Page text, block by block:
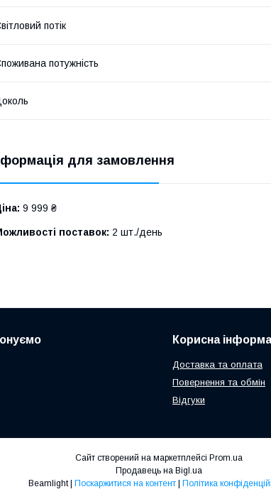
потік
потужність
для замовлення
9 999 ₴
поставок: 2 шт./день
Корисна
Доставка та оплата
Повернення та обмін
Відгуки
Сайт створений на маркетплейсі Prom.ua
Продавець на Bigl.ua
Beamlight | Поскаржитися на контент | Політика